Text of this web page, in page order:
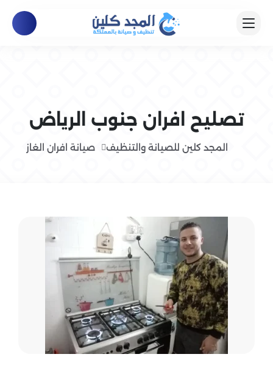
تصليح افران جنوب الرياض
المجد كلين للصيانة والتنظيف صيانة افران الغاز